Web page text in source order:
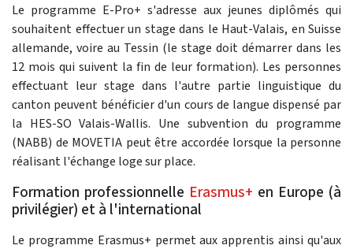
Le programme E-Pro+ s'adresse aux jeunes diplômés qui
souhaitent effectuer un stage dans le Haut-Valais, en Suisse
allemande, voire au Tessin (le stage doit démarrer dans les
12 mois qui suivent la fin de leur formation). Les personnes
effectuant leur stage dans l'autre partie linguistique du
canton peuvent bénéficier d'un cours de langue dispensé par
la HES-SO Valais-Wallis. Une subvention du programme
(NABB) de MOVETIA peut être accordée lorsque la personne
réalisant l'échange loge sur place.
Formation professionnelle Erasmus+ en Europe (à
privilégier) et à l'international
Le programme Erasmus+ permet aux apprentis ainsi qu'aux